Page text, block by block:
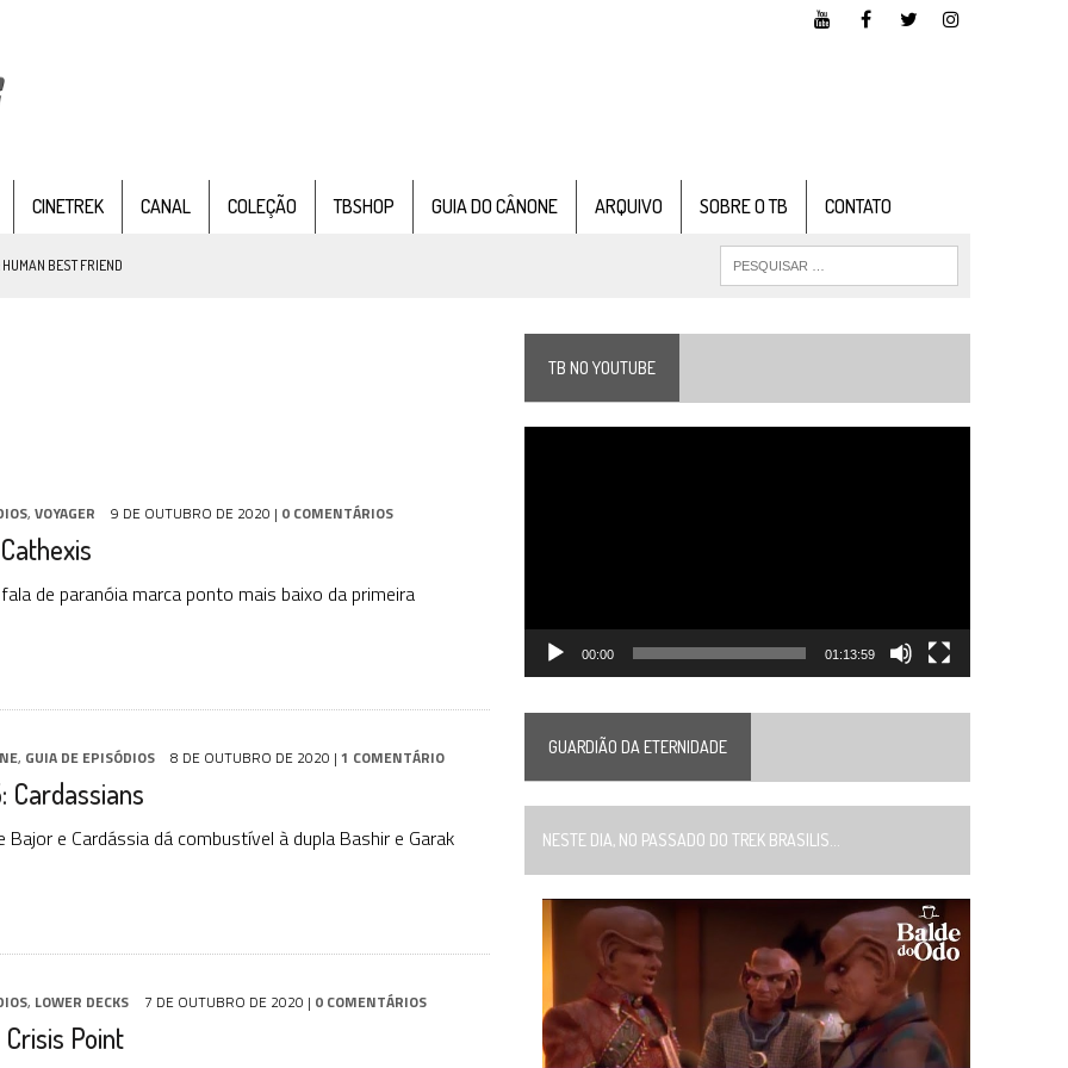
CINETREK CANAL COLEÇÃO TBSHOP GUIA DO CÂNONE ARQUIVO SOBRE O TB CONTATO
BEST FRIEND
DE STRANGE NEW WORDS
FILME DE FÃS AXANAR HORAS APÓS ESTREIA
– “THE GRIFFIN INCIDENT” (4×02)
DE UMA ERA NA SDCC
STAR TREK SOBRE DIFERENTES PONTOS DE VISTA
DE
, VOYAGER 9 DE OUTUBRO DE 2020 | 0 COMENTÁRIOS
de paranóia marca ponto mais baixo da primeira
, GUIA DE EPISÓDIOS 8 DE OUTUBRO DE 2020 | 1 COMENTÁRIO
Cardassians
Bajor e Cardássia dá combustível à dupla Bashir e Garak
, LOWER DECKS 7 DE OUTUBRO DE 2020 | 0 COMENTÁRIOS
Crisis Point
TB NO YOUTUBE
00:00 01:13:59
GUARDIÃO DA ETERNIDADE
NESTE DIA, NO PASSADO DO TREK BRASILIS...